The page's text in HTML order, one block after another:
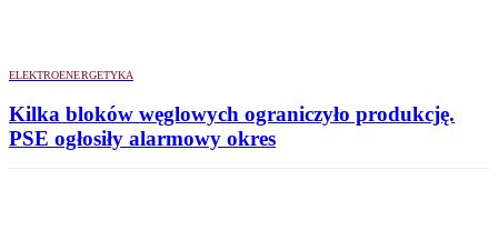
ELEKTROENERGETYKA
Kilka bloków węglowych ograniczyło produkcję.
PSE ogłosiły alarmowy okres